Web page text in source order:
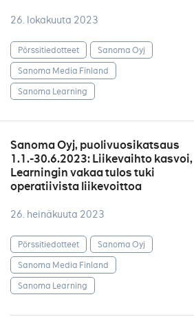
26. lokakuuta 2023
Pörssitiedotteet
Sanoma Oyj
Sanoma Media Finland
Sanoma Learning
Sanoma Oyj, puolivuosikatsaus
1.1.-30.6.2023: Liikevaihto kasvoi,
Learningin vakaa tulos tuki
operatiivista liikevoittoa
26. heinäkuuta 2023
Pörssitiedotteet
Sanoma Oyj
Sanoma Media Finland
Sanoma Learning